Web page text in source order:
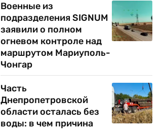
Военные из
подразделения SIGNUM
заявили о полном
огневом контроле над
маршрутом Мариуполь-
Чонгар
Часть
Днепропетровской
области осталась без
воды: в чем причина